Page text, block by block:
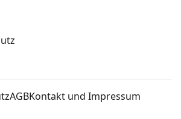
AGBKontakt und Impressum